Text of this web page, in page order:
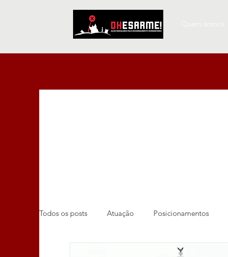
Todos os posts Atuação Posicionamentos